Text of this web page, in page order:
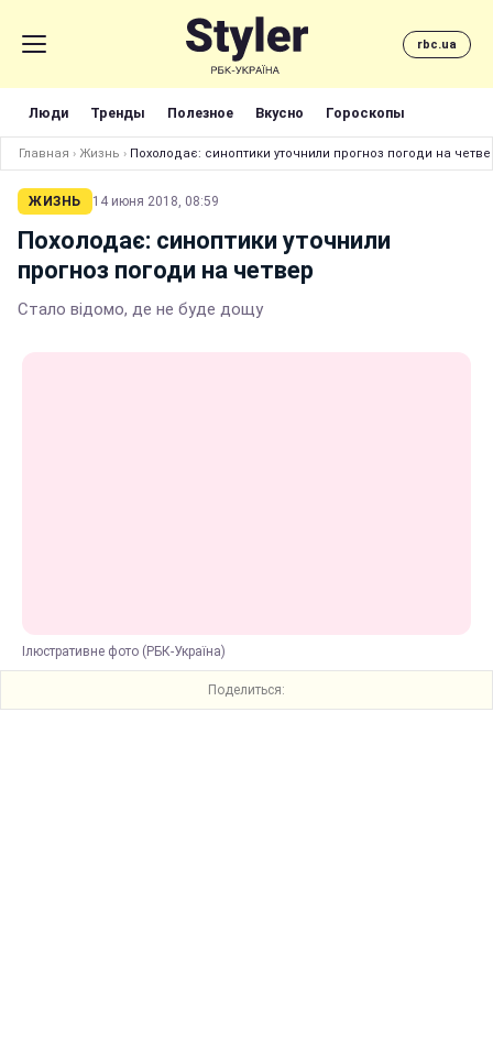
rbc.ua
Люди Тренды Полезное Вкусно Гороскопы
Главная › Жизнь › Похолодає: синоптики уточнили прогноз погоди на
ЖИЗНЬ 14 июня 2018, 08:59
Похолодає: синоптики уточнили
прогноз погоди на четвер
Стало відомо, де не буде дощу
Ілюстративне фото (РБК-Україна)
Поделиться: